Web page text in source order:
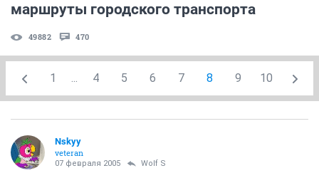
маршруты городского транспорта
49882 470
1 ... 4 5 6 7 8 9 10
Nskyy
veteran
07 февраля 2005 Wolf S